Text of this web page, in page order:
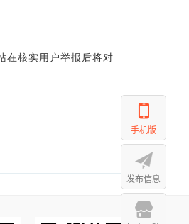
在核实用户举报后将对
手机版
发布信息